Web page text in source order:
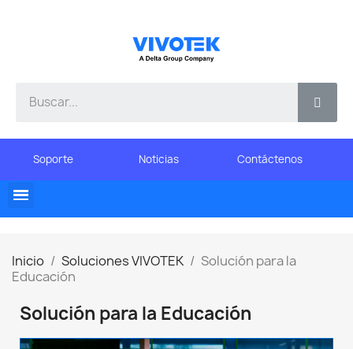
Soporte Noticias Contáctenos
Inicio Soluciones VIVOTEK
Solución para la
Educación
Solución para la Educación